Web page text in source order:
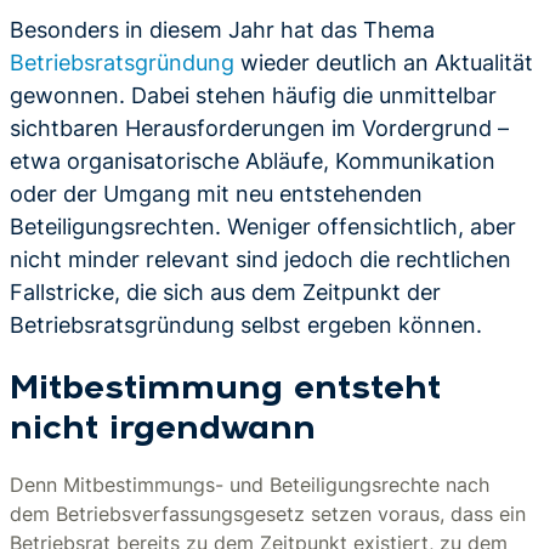
Besonders in diesem Jahr hat das Thema
Betriebsratsgründung wieder deutlich an Aktualität
gewonnen. Dabei stehen häufig die unmittelbar
sichtbaren Herausforderungen im Vordergrund –
etwa organisatorische Abläufe, Kommunikation
oder der Umgang mit neu entstehenden
Beteiligungsrechten. Weniger offensichtlich, aber
nicht minder relevant sind jedoch die rechtlichen
Fallstricke, die sich aus dem Zeitpunkt der
Betriebsratsgründung selbst ergeben können.
Mitbestimmung entsteht
nicht irgendwann
Denn Mitbestimmungs- und Beteiligungsrechte nach
dem Betriebsverfassungsgesetz setzen voraus, dass ein
Betriebsrat bereits zu dem Zeitpunkt existiert, zu dem